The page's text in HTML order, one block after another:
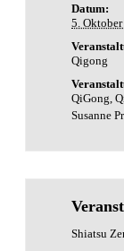
Datum:
5.
Qigong
QiGong ,
Susanne
Shiatsu